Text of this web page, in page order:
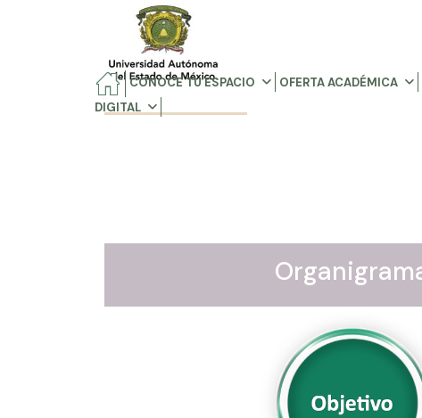
CONOCE TU ESPACIO OFERTA ACADÉMICA
DIGITAL